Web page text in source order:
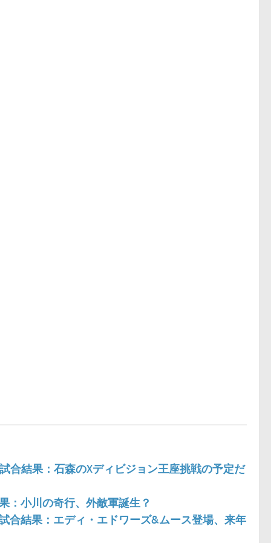
合結果：石森のXディビジョン王座挑戦の予定だ
：小川の奇行、外敵軍誕生？
合結果：エディ・エドワーズ&ムース登場、来年